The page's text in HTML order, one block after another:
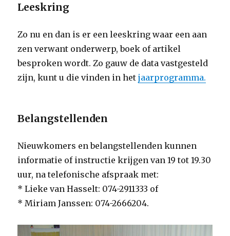
Leeskring
Zo nu en dan is er een leeskring waar een aan
zen verwant onderwerp, boek of artikel
besproken wordt. Zo gauw de data vastgesteld
zijn, kunt u die vinden in hetjaarprogramma.
Belangstellenden
Nieuwkomers en belangstellenden kunnen
informatie of instructie krijgen van 19 tot 19.30
uur, na telefonische afspraak met:
* Lieke van Hasselt: 074-2911333 of
* Miriam Janssen: 074-2666204.